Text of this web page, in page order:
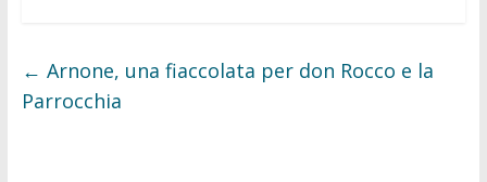
o
o
k
e
r
← Arnone, una fiaccolata per don Rocco e la
Parrocchia